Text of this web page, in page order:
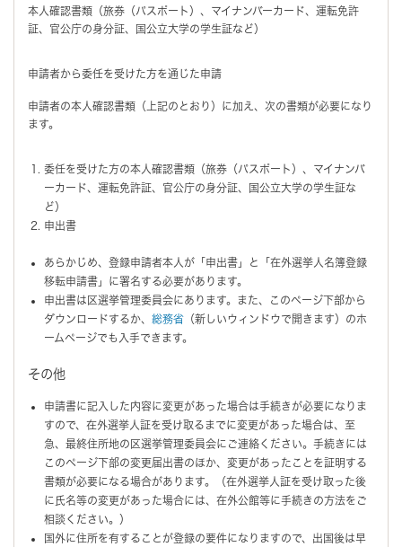
本人確認書類（旅券（パスポート）、マイナンバーカード、運転免許
証、官公庁の身分証、国公立大学の学生証など）
申請者から委任を受けた方を通じた申請
申請者の本人確認書類（上記のとおり）に加え、次の書類が必要になり
ます。
委任を受けた方の本人確認書類（旅券（パスポート）、マイナンバ
ーカード、運転免許証、官公庁の身分証、国公立大学の学生証な
ど）
申出書
あらかじめ、登録申請者本人が「申出書」と「在外選挙人名簿登録
移転申請書」に署名する必要があります。
申出書は区選挙管理委員会にあります。また、このページ下部から
ダウンロードするか、 総務省 （新しいウィンドウで開きます）のホ
ームページでも入手できます。
その他
申請書に記入した内容に変更があった場合は手続きが必要になりま
すので、在外選挙人証を受け取るまでに変更があった場合は、至
急、最終住所地の区選挙管理委員会にご連絡ください。手続きには
このページ下部の変更届出書のほか、変更があったことを証明する
書類が必要になる場合があります。（在外選挙人証を受け取った後
に氏名等の変更があった場合には、在外公館等に手続きの方法をご
相談ください。）
国外に住所を有することが登録の要件になりますので、出国後は早